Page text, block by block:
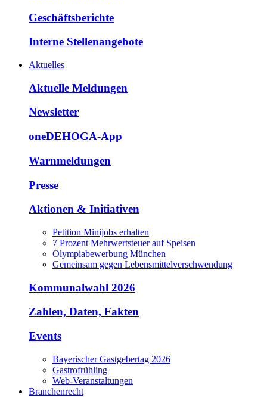
Geschäftsberichte
Interne Stellenangebote
Aktuelles
Aktuelle Meldungen
Newsletter
oneDEHOGA-App
Warnmeldungen
Presse
Aktionen & Initiativen
Petition Minijobs erhalten
7 Prozent Mehrwertsteuer auf Speisen
Olympiabewerbung München
Gemeinsam gegen Lebensmittelverschwendung
Kommunalwahl 2026
Zahlen, Daten, Fakten
Events
Bayerischer Gastgebertag 2026
Gastrofrühling
Web-Veranstaltungen
Branchenrecht